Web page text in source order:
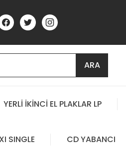
ARA
YERLİ İKİNCİ EL PLAKLAR LP
SINGLE CD YABANCI